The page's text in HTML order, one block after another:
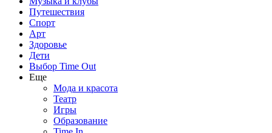
Путешествия
Спорт
Арт
Здоровье
Дети
Выбор Time Out
Еще
Мода и красота
Театр
Игры
Образование